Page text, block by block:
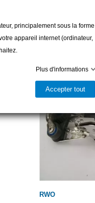
RWO
principalement sous la forme
appareil internet (ordinateur,
Plus d'informations
Accepter tout